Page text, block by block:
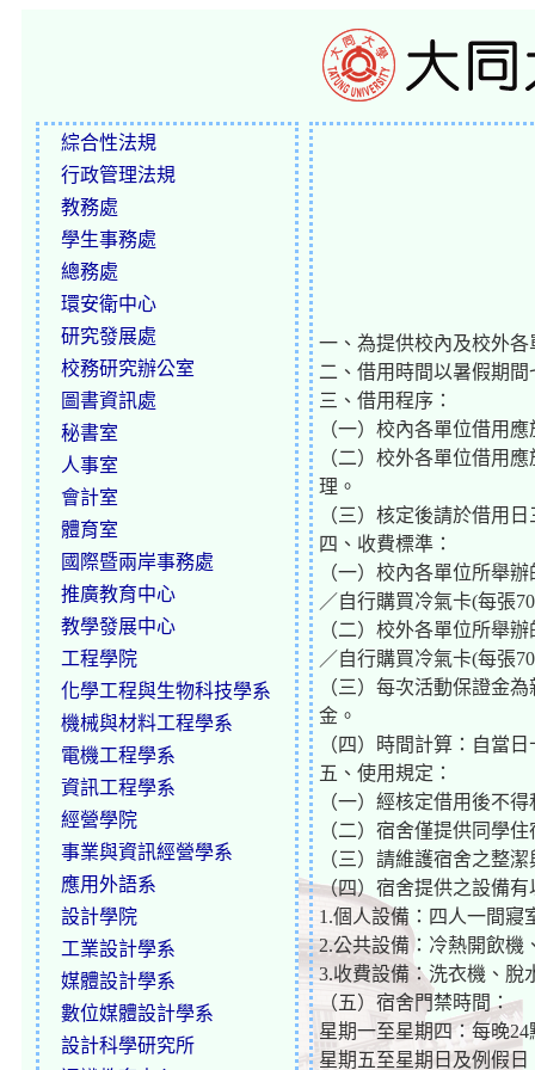
綜合性法規
行政管理法規
教務處
學生事務處
總務處
環安衛中心
研究發展處
校務研究辦公室
圖書資訊處
秘書室
人事室
會計室
體育室
國際暨兩岸事務處
推廣教育中心
教學發展中心
工程學院
化學工程與生物科技學系
機械與材料工程學系
電機工程學系
資訊工程學系
經營學院
事業與資訊經營學系
應用外語系
設計學院
工業設計學系
媒體設計學系
數位媒體設計學系
設計科學研究所
一、為提供校內及校外
二、借用時間以暑假期
三、借用程序：
（一）校內各單位借用
（二）校外各單位借用
理。
（三）核定後請於借用
四、收費標準：
（一）校內各單位所舉
／自行購買冷氣卡(每張
（二）校外各單位所舉
／自行購買冷氣卡(每張
（三）每次活動保證金
金。
（四）時間計算：自當
五、使用規定：
（一）經核定借用後不
（二）宿舍僅提供同學
（三）請維護宿舍之整
（四）宿舍提供之設備
1.個人設備：四人一間寢
2.公共設備：冷熱開飲機
3.收費設備：洗衣機、脫
（五）宿舍門禁時間：
星期一至星期四：每晚
星期五至星期日及例假